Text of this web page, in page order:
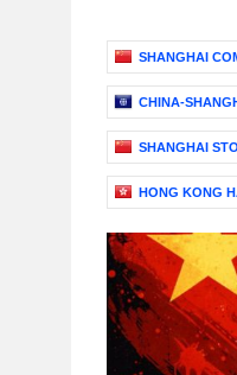
SHANGHAI
CHINA-
SHANGHAI
HONG KONG